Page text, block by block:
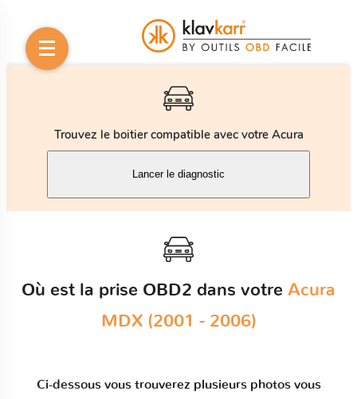
Trouvez le boitier compatible avec votre Acura
Lancer le diagnostic
Où est la prise OBD2 dans votre Acura
MDX (2001 - 2006)
Ci-dessous vous trouverez plusieurs photos vous